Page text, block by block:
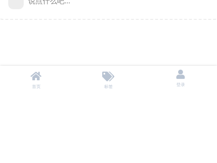
首页 标签 登录